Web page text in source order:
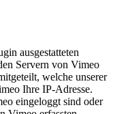
ausgestatteten
Servern von Vimeo
welche unserer
Ihre IP-Adresse.
eingeloggt sind oder